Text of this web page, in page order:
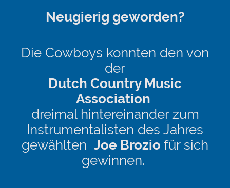
Neugierig geworden?
Die Cowboys konnten den von
der
Dutch Country Music
Association
dreimal hintereinander zum
Instrumentalisten des Jahres
gewählten Joe Brozio für sich
gewinnen.